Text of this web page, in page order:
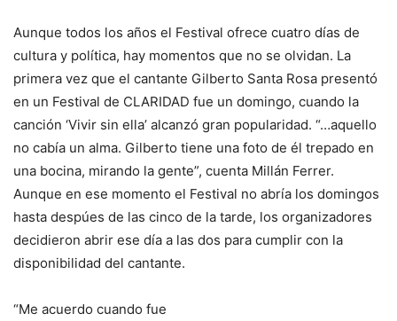
Aunque todos los años el Festival ofrece cuatro días de
cultura y política, hay momentos que no se olvidan. La
primera vez que el cantante Gilberto Santa Rosa presentó
en un Festival de CLARIDAD fue un domingo, cuando la
canción ‘Vivir sin ella’ alcanzó gran popularidad. “…aquello
no cabía un alma. Gilberto tiene una foto de él trepado en
una bocina, mirando la gente”, cuenta Millán Ferrer.
Aunque en ese momento el Festival no abría los domingos
hasta despúes de las cinco de la tarde, los organizadores
decidieron abrir ese día a las dos para cumplir con la
disponibilidad del cantante.
“Me acuerdo cuando fue